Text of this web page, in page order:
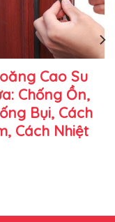
Cao Su
Chống Ồn,
Bụi, Cách
Cách Nhiệt